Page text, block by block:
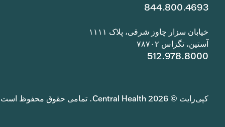
844.800.4693
خیابان سزار چاوز شرقی، پلاک ۱۱۱۱
آستین، تگزاس ۷۸۷۰۲
512.978.8000
کپی‌رایت © 2026 Central Health. تمامی حقوق محفوظ است.